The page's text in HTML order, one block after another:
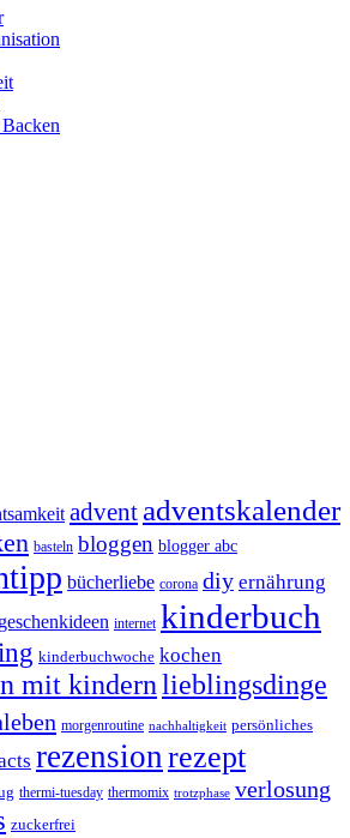
advent adventskalender
basteln bloggen blogger abc
bücherliebe corona diy ernährung
geschenkideen internet kinderbuch
kinderbuchwoche kochen
mit kindernlieblingsdinge
morgenroutine nachhaltigkeit persönliches
rezensionrezept
thermi-tuesday thermomix trotzphase verlosung
zuckerfrei